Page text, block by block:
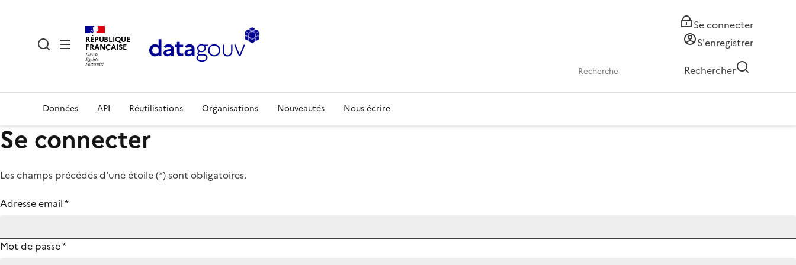
RÉPUBLIQUE
FRANÇAISE
Se connecter
S'enregistrer
Rechercher
Données API Réutilisations Organisations Nouveautés Nous écrire
Se connecter
Les champs précédés d'une étoile (*) sont obligatoires.
Adresse email*
Mot de passe*